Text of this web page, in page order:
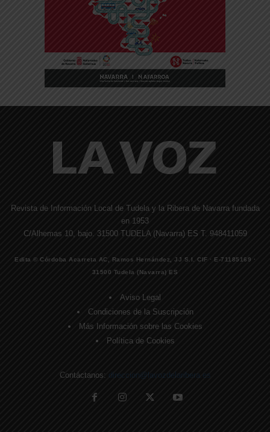
Revista de Información Local de Tudela y la Ribera de Navarra fundada
en 1953
C/Alhemas 10, bajo. 31500 TUDELA (Navarra) ES T. 948411059
Edita © Córdoba Acarreta AC, Ramos Hernández, JJ S.I. CIF · E-71185169 ·
31500 Tudela (Navarra) ES
Aviso Legal
Condiciones de la Suscripción
Más Información sobre las Cookies
Política de Cookies
Contáctanos: direccion@lavozdelaribera.es